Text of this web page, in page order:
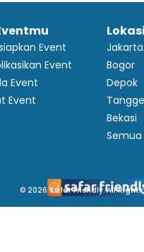
Event
Event
Event
Event
Jakarta
Bogor
Depok
Bekasi
Semua
© 2026 Safar Friendly. All Rights